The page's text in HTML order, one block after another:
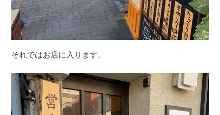
それではお店に入ります。